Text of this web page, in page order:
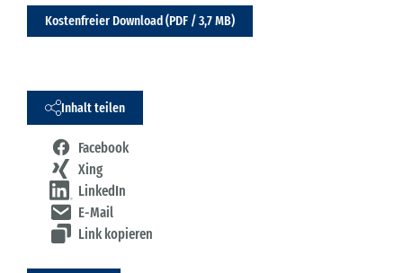
Kostenfreier Download (PDF / 3,7 MB)
Inhalt teilen
Facebook
Xing
LinkedIn
E-Mail
Link kopieren